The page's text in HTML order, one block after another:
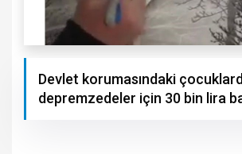
Devlet korumasındaki
depremzedeler için 30 bin lira